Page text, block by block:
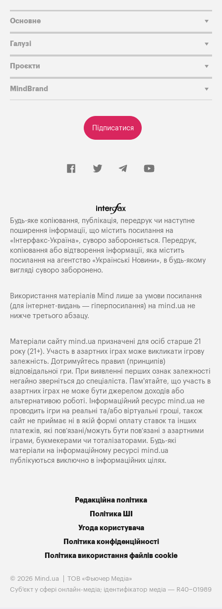
Підписатися
Основне
Галузі
Проєкти
MindBrand
Будь-яке копiювання, публiкацiя, передрук чи наступне
поширення iнформацiї, що мiстить посилання на
«Iнтерфакс-Україна», суворо забороняється. Передрук,
копіювання або відтворення інформації, яка містить
посилання на агентство «Українські Новини», в будь-якому
вигляді суворо заборонено.
Використання матеріалів Mind лише за умови посилання
(для інтернет-видань — гіперпосилання) на mind.ua не
нижче третього абзацу.
Матеріали сайту mind.ua призначені для осіб старше 21
року (21+). Участь в азартних іграх може викликати ігрову
залежність. Дотримуйтесь правил (принципів)
відповідальної гри. При виявленні перших ознак залежності
негайно зверніться до спеціаліста. Пам'ятайте, що участь в
азартних іграх не може бути джерелом доходів або
альтернативою роботі. Інформаційний ресурс mind.ua не
проводить ігри на реальні та/або віртуальні гроші, також
сайт не приймає ні в якій формі оплату ставок та інших
платежів, які пов’язані/можуть бути пов’язані з азартними
іграми, букмекерами чи тоталізаторами. Будь-які
матеріали на інформаційному ресурсі mind.ua
публікуються виключно в інформаційних цілях.
Редакційна політика
Політика ШІ
Угода користувача
Політика конфіденційності
Політика використання файлів cookie
© 2026 Mind.ua
ТОВ «Фьючер Медiа»
Cуб'єкт у сфері онлайн-медіа; ідентифікатор медіа — R40−01989